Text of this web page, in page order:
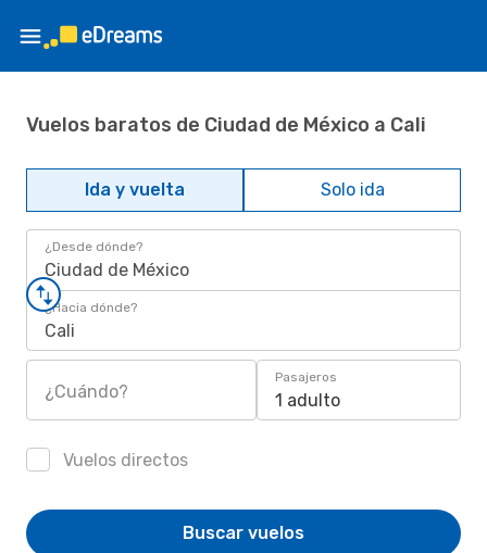
Vuelos baratos de Ciudad de México a Cali
Ida y vuelta Solo ida
¿Desde dónde?
Ciudad de México
¿Hacia dónde?
Cali
¿Cuándo?
Pasajeros
1 adulto
Vuelos directos
Buscar vuelos